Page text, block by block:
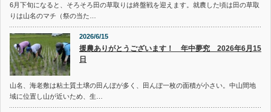
6月下旬になると、そろそろ田の草取りは終盤戦を迎えます。就農した頃は田の草取
りは山名のマチ（祭の当た…
2026/6/15
援農ありがとうございます！ 年中夢究 2026年6月15
日
山名、海老敷は粘土質土壌の田んぼが多く、田んぼ一枚の面積が小さい。中山間地
域に位置し山が近いため、生…